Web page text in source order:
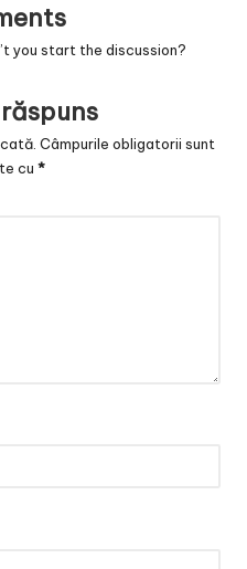
you start the discussion?
Câmpurile obligatorii sunt
cu *